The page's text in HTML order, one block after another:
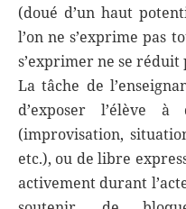
(doué d’un haut
l’on ne s’exprime pas
s’exprimer ne se réduit
La tâche de
d’exposer l’élève
(improvisation,
etc.), ou de libre
activement durant